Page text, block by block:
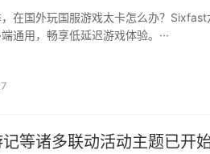
在国外玩国服游戏太卡怎么办？
通用，畅享低延迟游戏体验。···
等诸多联动活动主题已开